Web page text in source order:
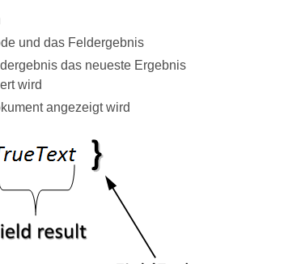
und das Feldergebnis
das neueste Ergebnis
wird
angezeigt wird